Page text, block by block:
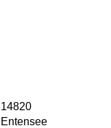
14820
Entensee